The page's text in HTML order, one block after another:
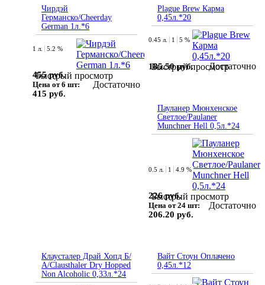
Чирдэй
Германско/Cheerday
German 1л.*6
Быстрый просмотр
1 л. 5.2 %
455 руб.
Цена от 6 шт:
415 руб.
Достаточно
Plague Brew Карма
0,45л.*20
Быстрый просмотр
0.45 л. 1 5 %
185.50 руб. Достаточно
Пауланер Мюнхенское
Светлое/Paulaner
Munchner Hell 0,5л.*24
Быстрый просмотр
0.5 л. 1 4.9 %
226 руб.
Цена от 24 шт:
206.20 руб.
Достаточно
Клаусталер Драй Хопд Б/
А/Clausthaler Dry Hopped
Non Alcoholic 0,33л.*24
Вайт Стоун Оплачено
0,45л.*12